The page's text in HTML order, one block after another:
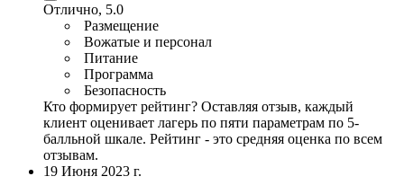
Отлично, 5.0
Размещение
Вожатые и персонал
Питание
Программа
Безопасность
Кто формирует рейтинг? Оставляя отзыв, каждый
клиент оценивает лагерь по пяти параметрам по 5-
балльной шкале. Рейтинг - это средняя оценка по всем
отзывам.
19 Июня 2023 г.